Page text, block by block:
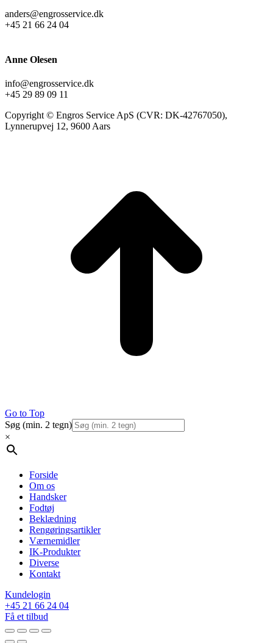
anders@engrosservice.dk
+45 21 66 24 04
Anne Olesen
info@engrosservice.dk
+45 29 89 09 11
Copyright © Engros Service ApS (CVR: DK-42767050),
Lynnerupvej 12, 9600 Aars
Go to Top
Søg (min. 2 tegn)
×
Forside
Om os
Handsker
Fodtøj
Beklædning
Rengøringsartikler
Værnemidler
IK-Produkter
Diverse
Kontakt
Kundelogin
+45 21 66 24 04
Få et tilbud